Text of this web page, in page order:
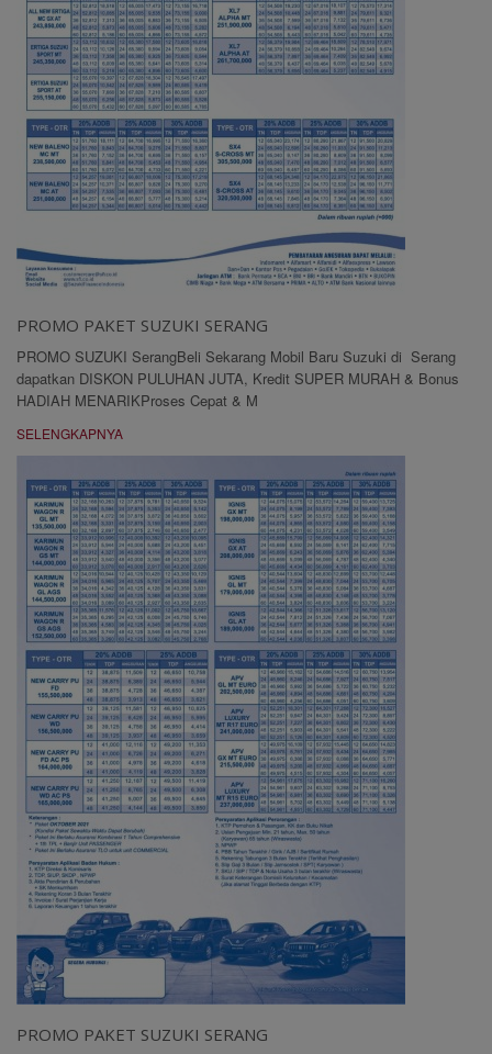
PROMO PAKET SUZUKI SERANG
PROMO SUZUKI SerangBeli Sekarang Mobil Baru Suzuki di Serang
dapatkan DISKON PULUHAN JUTA, Kredit SUPER MURAH & Bonus
HADIAH MENARIKProses Cepat & M
SELENGKAPNYA
PROMO PAKET SUZUKI SERANG